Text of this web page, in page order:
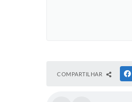
COMPARTILHAR